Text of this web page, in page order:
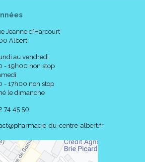
Jeanne d’Harcourt
Albert
au vendredi
- 19h00 non stop
- 17h00 non stop
le dimanche
74 45 50
-
@-
pharmacie-du-centre-albert.fr